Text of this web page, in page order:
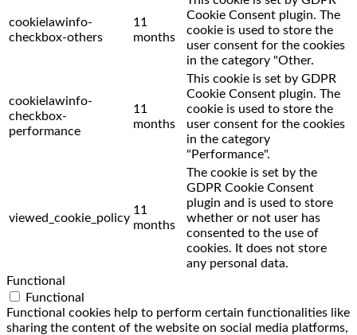
cookielawinfo-
checkbox-others
11
months
Cookie Consent plugin. The
cookie is used to store the
user consent for the cookies
in the category "Other.
cookielawinfo-
checkbox-
performance
11
months
This cookie is set by GDPR
Cookie Consent plugin. The
cookie is used to store the
user consent for the cookies
in the category
"Performance".
viewed_cookie_policy
11
months
The cookie is set by the
GDPR Cookie Consent
plugin and is used to store
whether or not user has
consented to the use of
cookies. It does not store
any personal data.
Functional
Functional
Functional cookies help to perform certain functionalities like
sharing the content of the website on social media platforms,